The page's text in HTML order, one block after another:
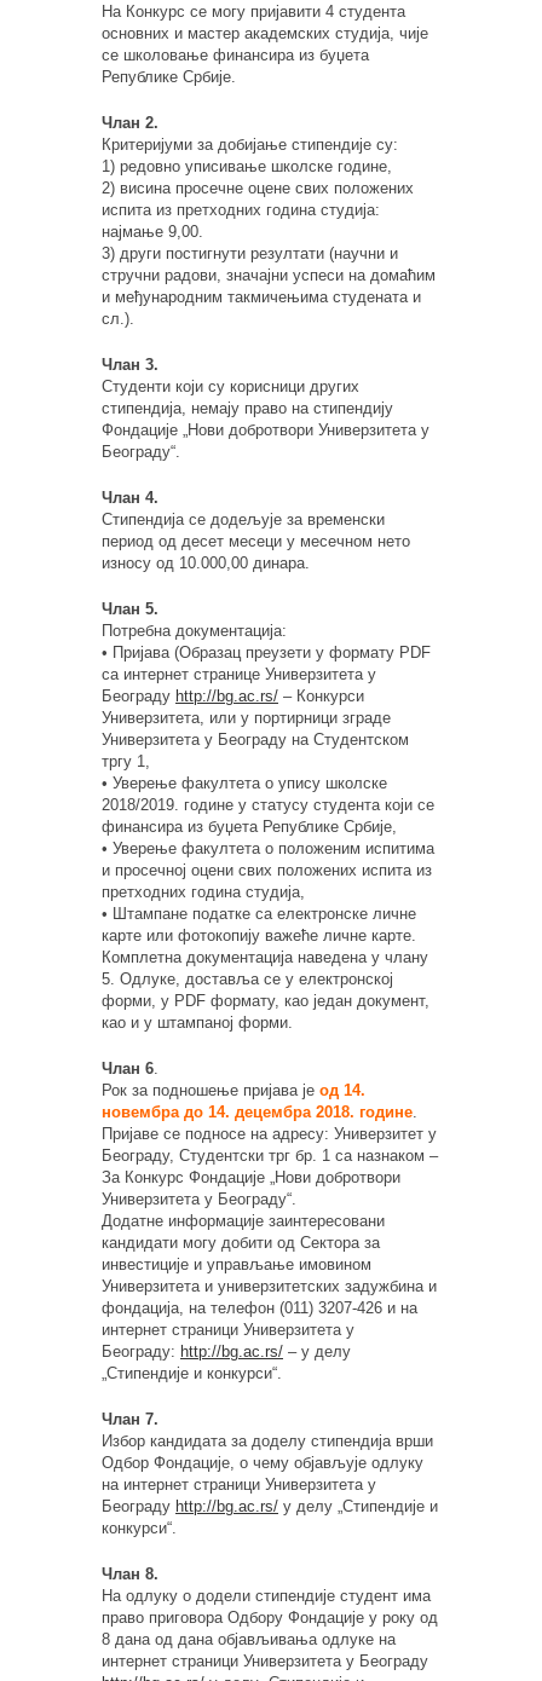
На Конкурс се могу пријавити 4 студента
основних и мастер академских студија, чије
се школовање финансира из буџета
Републике Србије.
Члан 2.
Критеријуми за добијање стипендије су:
1) редовно уписивање школске године,
2) висина просечне оцене свих положених
испита из претходних година студија:
најмање 9,00.
3) други постигнути резултати (научни и
стручни радови, значајни успеси на домаћим
и међународним такмичењима студената и
сл.).
Члан 3.
Студенти који су корисници других
стипендија, немају право на стипендију
Фондације „Нови добротвори Универзитета у
Београду“.
Члан 4.
Стипендија се додељује за временски
период од десет месеци у месечном нето
износу од 10.000,00 динара.
Члан 5.
Потребна документација:
• Пријава (Образац преузети у формату PDF
са интернет странице Универзитета у
Београду http://bg.ac.rs/ – Конкурси
Универзитета, или у портирници зграде
Универзитета у Београду на Студентском
тргу 1,
• Уверење факултета о упису школске
2018/2019. године у статусу студента који се
финансира из буџета Републике Србије,
• Уверење факултета о положеним испитима
и просечној оцени свих положених испита из
претходних година студија,
• Штампане податке са електронске личне
карте или фотокопију важеће личне карте.
Комплетна документација наведена у члану
5. Одлуке, доставља се у електронској
форми, у PDF формату, као један документ,
као и у штампаној форми.
Члан 6.
Рок за подношење пријава је од 14.
новембрa до 14. децембра 2018. године.
Пријаве се подносе на адресу: Универзитет у
Београду, Студентски трг бр. 1 са назнаком –
За Конкурс Фондације „Нови добротвори
Универзитета у Београду“.
Додатне информације заинтересовани
кандидати могу добити од Сектора за
инвестиције и управљање имовином
Универзитета и универзитетских задужбина и
фондација, на телефон (011) 3207-426 и на
интернет страници Универзитета у
Београду: http://bg.ac.rs/ – у делу
„Стипендије и конкурси“.
Члан 7.
Избор кандидата за доделу стипендија врши
Одбор Фондације, о чему објављује одлуку
на интернет страници Универзитета у
Београду http://bg.ac.rs/ у делу „Стипендије и
конкурси“.
Члан 8.
На одлуку о додели стипендије студент има
право приговора Одбору Фондације у року од
8 дана од дана објављивања одлуке на
интернет страници Универзитета у Београду